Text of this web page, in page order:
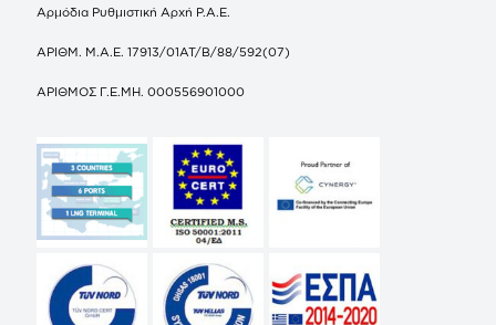
Αρμόδια Ρυθμιστική Αρχή Ρ.Α.Ε.
ΑΡΙΘΜ. Μ.Α.Ε. 17913/01ΑΤ/Β/88/592(07)
ΑΡΙΘΜΟΣ Γ.Ε.ΜΗ. 000556901000